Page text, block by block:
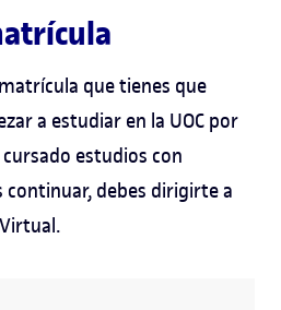
que tienes que
a estudiar en la UOC por
estudios con
debes dirigirte a